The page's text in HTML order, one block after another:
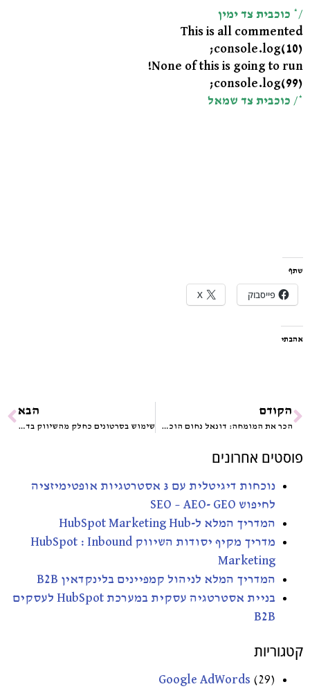
/* כוכבית צד ימין
This is all commented
console.log(10);
None of this is going to run!
console.log(99);
*/ כוכבית צד שמאל
שתף
פייסבוק X
אהבתי
הקודם
הכר את המומחה: דונאל נחום הוכשטט קידום אתרים אורגני
הבא
שימוש בסרטונים כחלק מהשיווק בדיגיטל
פוסטים אחרונים
נוכחות דיגיטלית עם 3 אסטרטגיות אופטימיזציה
לחיפוש SEO – AEO- GEO
המדריך המלא ל-HubSpot Marketing Hub
מדריך מקיף יסודות השיווק HubSpot : Inbound
Marketing
המדריך המלא לניהול קמפיינים בלינקדאין B2B
בניית אסטרטגיה עסקית במערכת HubSpot לעסקים
B2B
קטגוריות
Google AdWords (29)